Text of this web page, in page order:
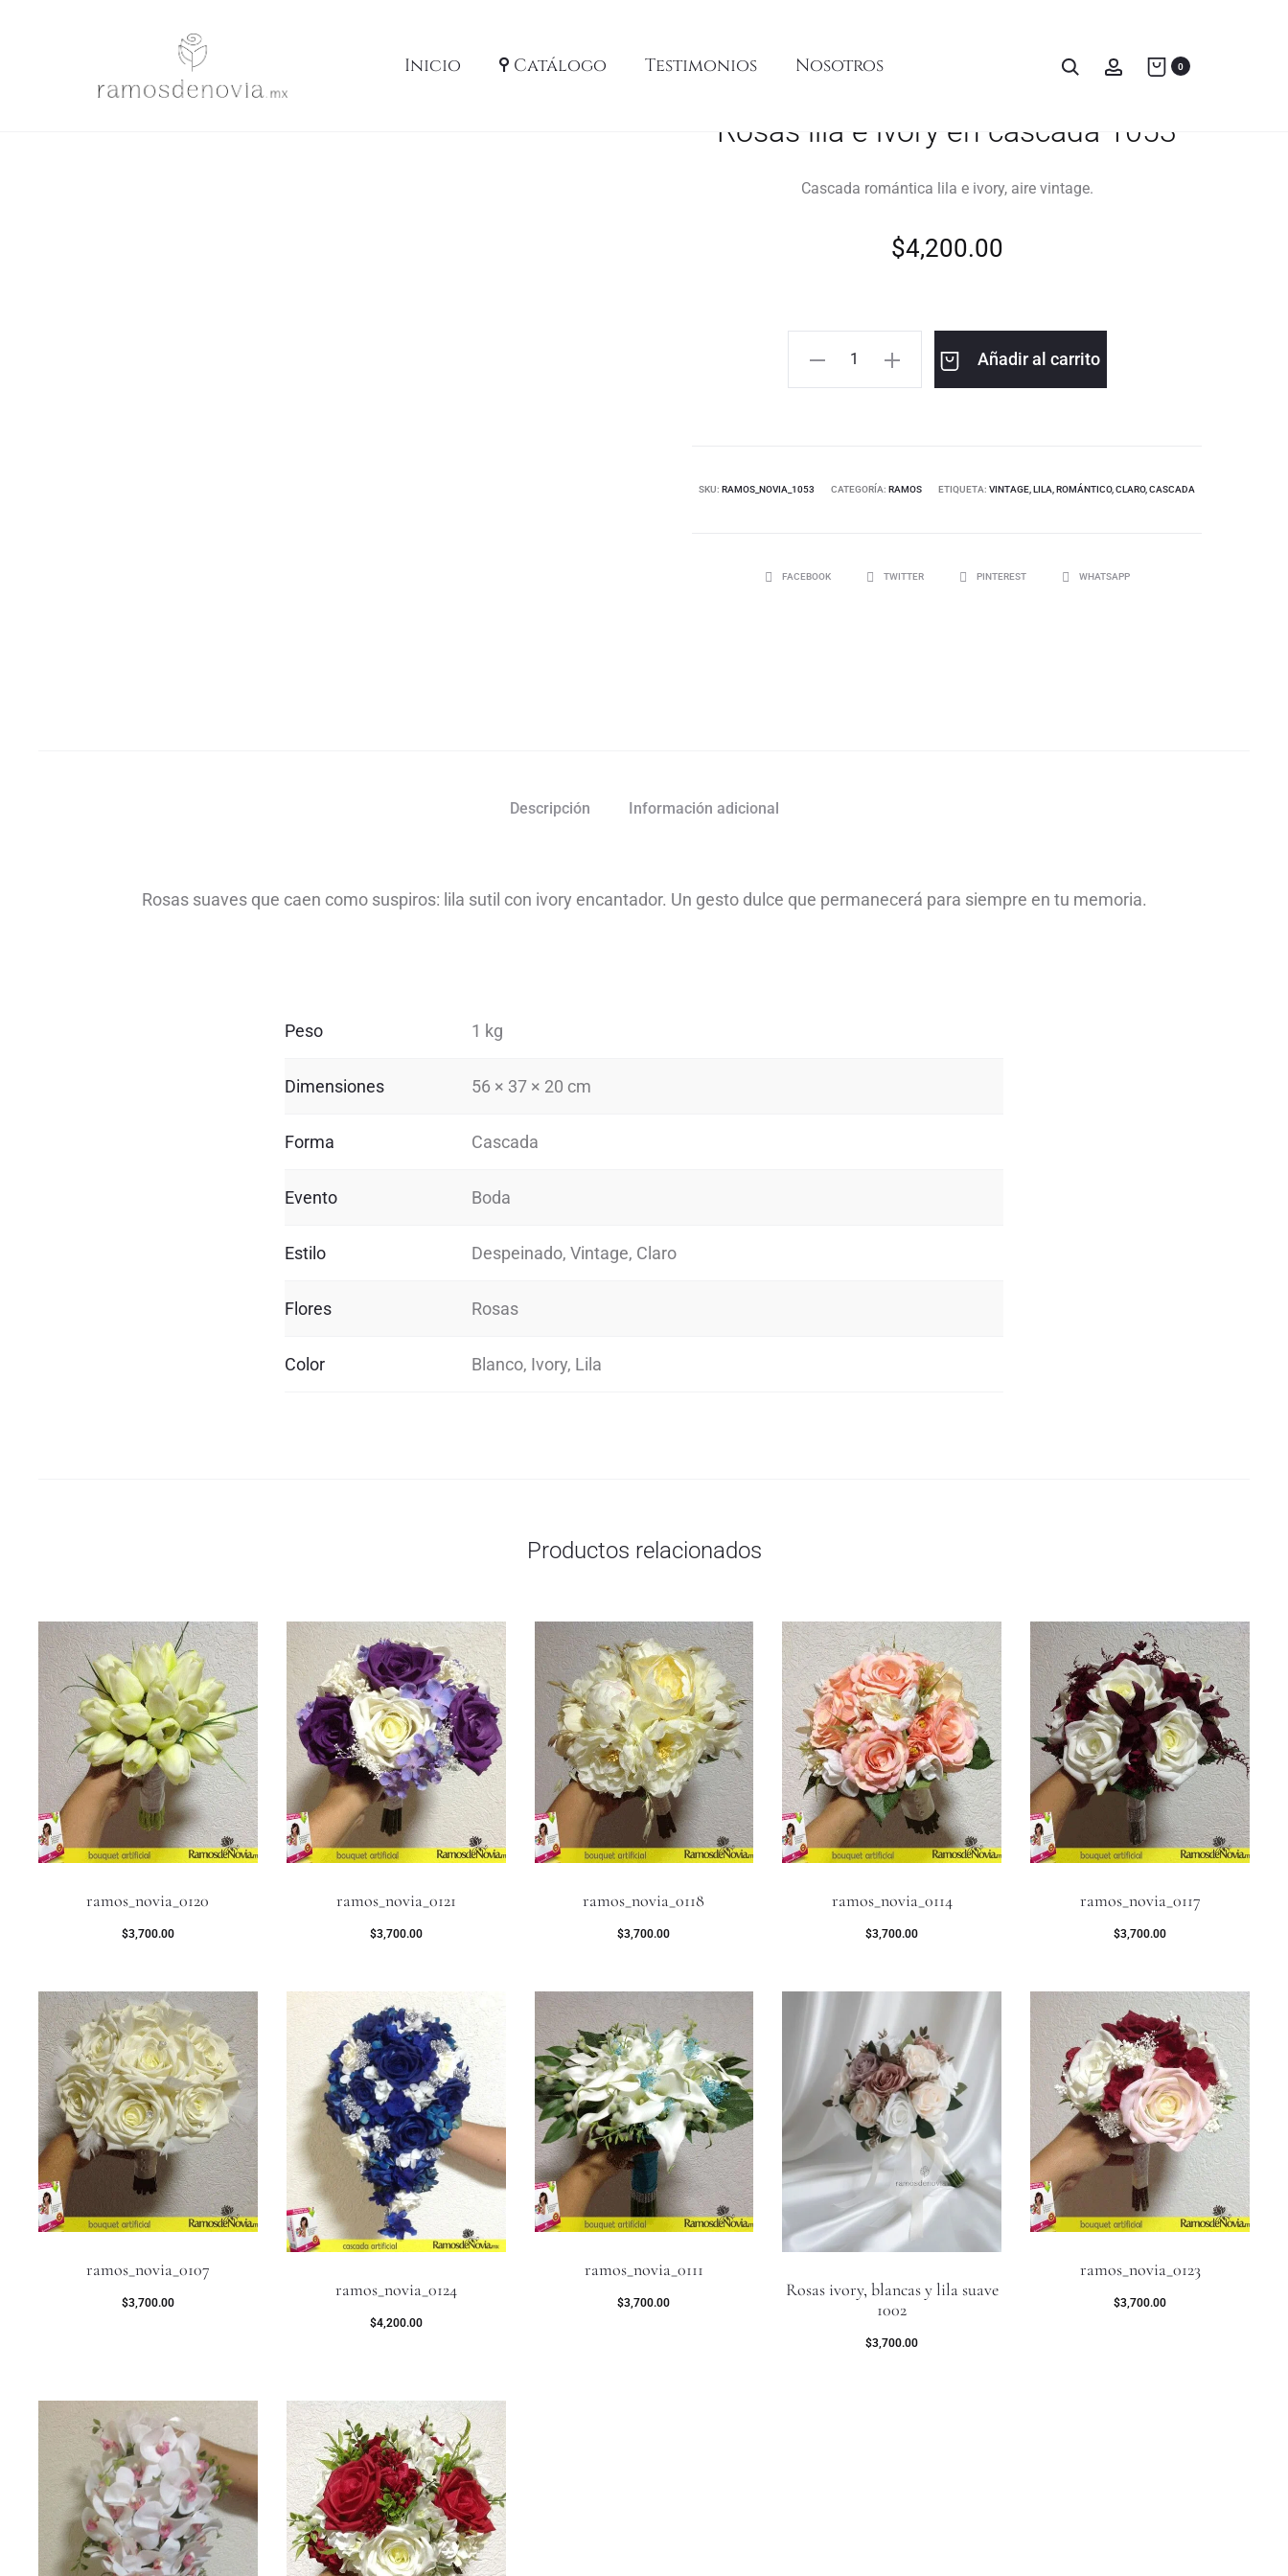
Inicio Catálogo Testimonios Nosotros 0
Rosas lila e ivory en cascada 1053
Rosas lila e ivory en cascada 1053
Cascada romántica lila e ivory, aire vintage.
$4,200.00
Añadir al carrito
SKU: RAMOS_NOVIA_1053 CATEGORÍA: RAMOS ETIQUETA: VINTAGE, LILA, ROMÁNTICO, CLARO, CASCADA
FACEBOOK TWITTER PINTEREST WHATSAPP
Descripción Información adicional
Rosas suaves que caen como suspiros: lila sutil con ivory encantador. Un gesto dulce que permanecerá para siempre en tu memoria.
Peso 1 kg
Dimensiones 56 × 37 × 20 cm
Forma Cascada
Evento Boda
Estilo Despeinado, Vintage, Claro
Flores Rosas
Color Blanco, Ivory, Lila
Productos relacionados
ramos_novia_0120
$3,700.00
ramos_novia_0121
$3,700.00
ramos_novia_0118
$3,700.00
ramos_novia_0114
$3,700.00
ramos_novia_0117
$3,700.00
ramos_novia_0107
$3,700.00
ramos_novia_0124
$4,200.00
ramos_novia_0111
$3,700.00
Rosas ivory, blancas y lila suave
1002
$3,700.00
ramos_novia_0123
$3,700.00